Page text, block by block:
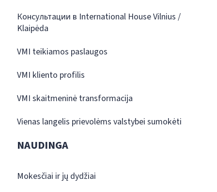
Консультации в International House Vilnius /
Klaipėda
VMI teikiamos paslaugos
VMI kliento profilis
VMI skaitmeninė transformacija
Vienas langelis prievolėms valstybei sumokėti
NAUDINGA
Mokesčiai ir jų dydžiai